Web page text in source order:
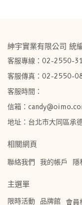
紳宇實業有限公司
客服專線：02-2550-
客服傳真：02-2550-
客服時間：
信箱：
地址：台北市大同區承
相關網頁
聯絡我們
我的帳戶 隱
主選單
限時活動
品牌館 會員